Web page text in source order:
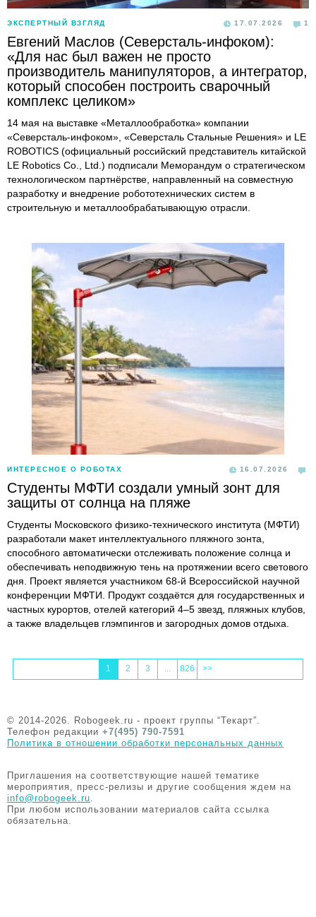
ЭКСПЕРТНЫЙ ВЗГЛЯД 17.07.2026 1
Евгений Маслов (Северсталь-инфоком):
«Для нас был важен не просто
производитель манипуляторов, а интегратор,
который способен построить сварочный
комплекс целиком»
14 мая на выставке «Металлообработка» компании
«Северсталь-инфоком», «Северсталь Стальные Решения» и LE
ROBOTICS (официальный российский представитель китайской
LE Robotics Co., Ltd.) подписали Меморандум о стратегическом
технологическом партнёрстве, направленный на совместную
разработку и внедрение робототехнических систем в
строительную и металлообрабатывающую отрасли.
ИНТЕРЕСНОЕ О РОБОТАХ 16.07.2026
Студенты МФТИ создали умный зонт для
защиты от солнца на пляже
Студенты Московского физико-технического института (МФТИ)
разработали макет интеллектуального пляжного зонта,
способного автоматически отслеживать положение солнца и
обеспечивать неподвижную тень на протяжении всего светового
дня. Проект является участником 68-й Всероссийской научной
конференции МФТИ. Продукт создаётся для государственных и
частных курортов, отелей категорий 4–5 звезд, пляжных клубов,
а также владельцев глэмпингов и загородных домов отдыха.
1 2 3 ... 826 >>
© 2014-2026. Robogeek.ru - проект группы “Текарт”.
Телефон редакции +7(495) 790-7591
Политика в отношении обработки персональных данных
Приглашения на соответствующие нашей тематике
мероприятия, пресс-релизы и другие сообщения ждем на
info@robogeek.ru.
При любом использовании материалов сайта ссылка
обязательна.